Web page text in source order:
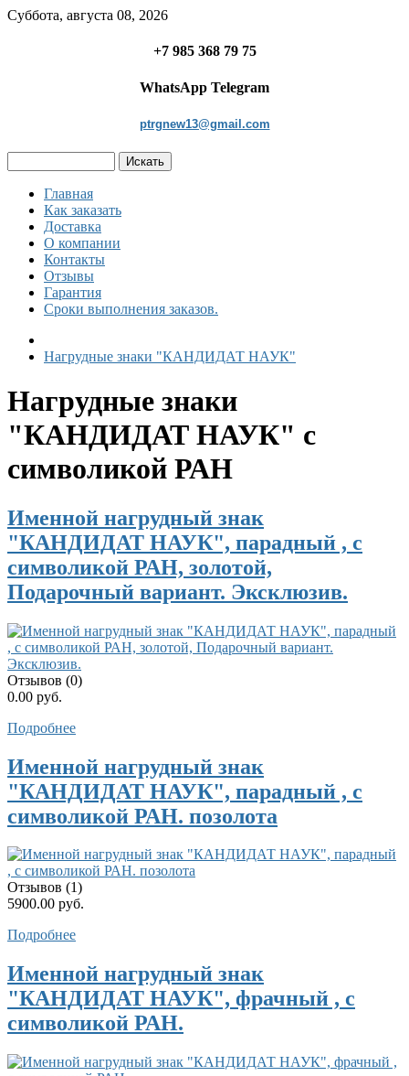
Суббота, августа 08, 2026
+7 985 368 79 75
WhatsApp Telegram
ptrgnew13@gmail.com
Главная
Как заказать
Доставка
О компании
Контакты
Отзывы
Гарантия
Сроки выполнения заказов.
Нагрудные знаки "КАНДИДАТ НАУК"
Нагрудные знаки
"КАНДИДАТ НАУК" с
символикой РАН
Именной нагрудный знак
"КАНДИДАТ НАУК", парадный , с
символикой РАН, золотой,
Подарочный вариант. Эксклюзив.
Отзывов (0)
0.00 руб.
Подробнее
Именной нагрудный знак
"КАНДИДАТ НАУК", парадный , с
символикой РАН. позолота
Отзывов (1)
5900.00 руб.
Подробнее
Именной нагрудный знак
"КАНДИДАТ НАУК", фрачный , с
символикой РАН.